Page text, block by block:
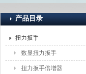
产品目录
扭力扳手
数显扭力扳手
扭力扳手倍增器